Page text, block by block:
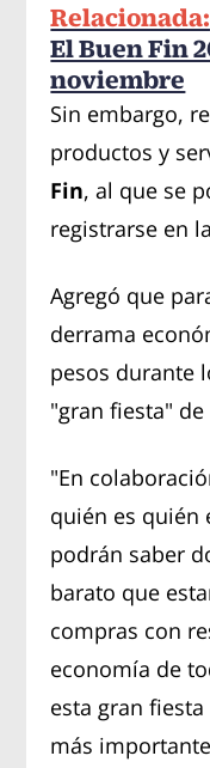
Relacionada:
El Buen Fin
noviembre
Sin embargo,
productos y
Fin, al que se
registrarse en
Agregó que
derrama
pesos durante
"gran fiesta"
"En
quién es quién
podrán saber
barato que
compras con
economía de
esta gran
más